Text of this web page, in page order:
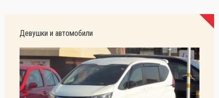
Девушки и автомобили